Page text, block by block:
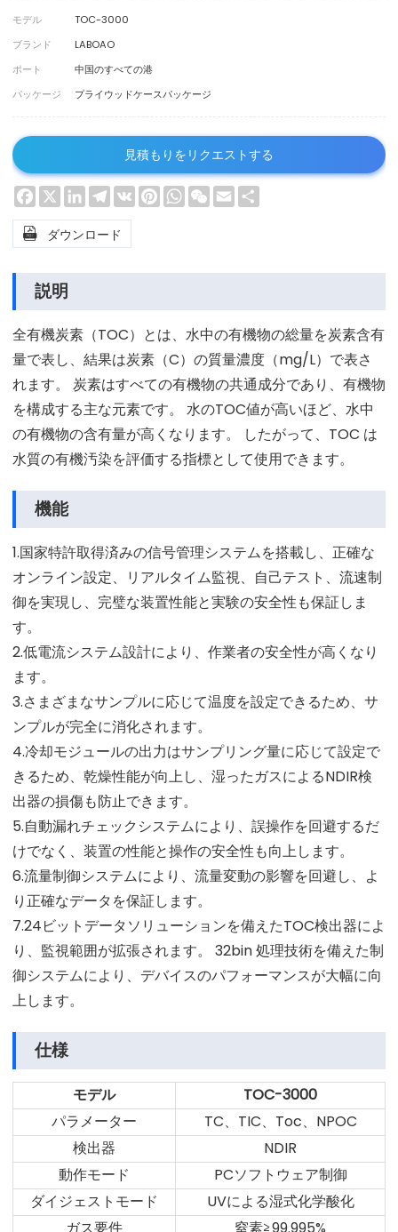
モデル
TOC-3000
ブランド
LABOAO
ポート
中国のすべての港
パッケージ
プライウッドケースパッケージ
見積もりをリクエストする
Facebook
X LinkedInTelegram
VK PinterestWhatsApp
WeChat
Email
 ダウンロード
説明
全有機炭素（TOC）とは、水中の有機物の総量を炭素含有
量で表し、結果は炭素（C）の質量濃度（mg/L）で表さ
れます。 炭素はすべての有機物の共通成分であり、有機物
を構成する主な元素です。 水のTOC値が高いほど、水中
の有機物の含有量が高くなります。 したがって、TOC は
水質の有機汚染を評価する指標として使用できます。
機能
1.国家特許取得済みの信号管理システムを搭載し、正確な
オンライン設定、リアルタイム監視、自己テスト、流速制
御を実現し、完璧な装置性能と実験の安全性も保証しま
す。
2.低電流システム設計により、作業者の安全性が高くなり
ます。
3.さまざまなサンプルに応じて温度を設定できるため、サ
ンプルが完全に消化されます。
4.冷却モジュールの出力はサンプリング量に応じて設定で
きるため、乾燥性能が向上し、湿ったガスによるNDIR検
出器の損傷も防止できます。
5.自動漏れチェックシステムにより、誤操作を回避するだ
けでなく、装置の性能と操作の安全性も向上します。
6.流量制御システムにより、流量変動の影響を回避し、よ
り正確なデータを保証します。
7.24ビットデータソリューションを備えたTOC検出器によ
り、監視範囲が拡張されます。 32bin 処理技術を備えた制
御システムにより、デバイスのパフォーマンスが大幅に向
上します。
仕様
モデル
TOC-3000
パラメーター
TC、TIC、Toc、NPOC
検出器
NDIR
動作モード
PCソフトウェア制御
ダイジェストモード
UVによる湿式化学酸化